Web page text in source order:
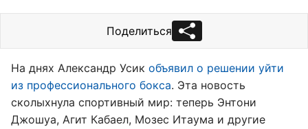
Поделиться
На днях Александр Усик объявил о решении уйти
из профессионального бокса. Эта новость
сколыхнула спортивный мир: теперь Энтони
Джошуа, Агит Кабаел, Мозес Итаума и другие